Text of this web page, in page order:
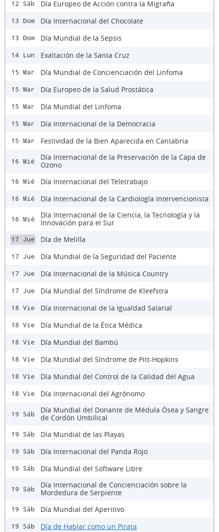
12 Sáb Día Europeo de Acción contra la Migraña
13 Dom Día Internacional del Chocolate
13 Dom Día Mundial de la Sepsis
14 Lun Exaltación de la Santa Cruz
15 Mar Día Mundial de Concienciación del Linfoma
15 Mar Día Europeo de la Salud Prostática
15 Mar Día Mundial del Linfoma
15 Mar Día Internacional de la Democracia
15 Mar Festividad de la Bien Aparecida en Cantabria
16 Mié
Día Internacional de la Preservación de la Capa de
Ozono
16 Mié Día Internacional del Teletrabajo
16 Mié Día Internacional de la Cardiología Intervencionista
16 Mié
Día Internacional de la Ciencia, la Tecnología y la
Innovación para el Sur
17 Jue Día de Melilla
17 Jue Día Mundial de la Seguridad del Paciente
17 Jue Día Internacional de la Música Country
17 Jue Día Mundial del Síndrome de Kleefstra
18 Vie Día Internacional de la Igualdad Salarial
18 Vie Día Mundial de la Ética Médica
18 Vie Día Mundial del Bambú
18 Vie Día Mundial del Síndrome de Pitt-Hopkins
18 Vie Día Mundial del Control de la Calidad del Agua
18 Vie Día Internacional del Agrónomo
19 Sáb
Día Mundial del Donante de Médula Ósea y Sangre
de Cordón Umbilical
19 Sáb Día Mundial de las Playas
19 Sáb Día Internacional del Panda Rojo
19 Sáb Día Mundial del Software Libre
19 Sáb
Día Internacional de Concienciación sobre la
Mordedura de Serpiente
19 Sáb Día Mundial del Aperitivo
19 Sáb Día de Hablar como un Pirata